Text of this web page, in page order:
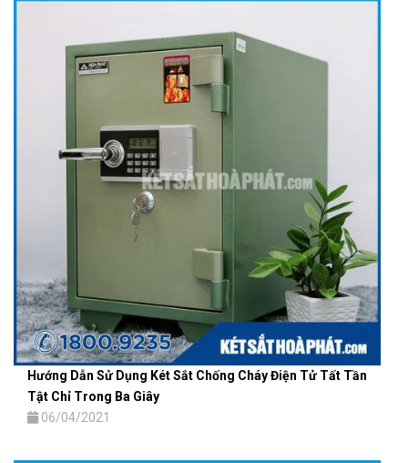
Hướng Dẫn Sử Dụng Két Sắt Chống Cháy Điện Tử Tất Tần
Tật Chỉ Trong Ba Giây
06/04/2021